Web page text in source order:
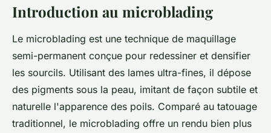
Introduction au microblading
Le microblading est une technique de maquillage
semi-permanent conçue pour redessiner et densifier
les sourcils. Utilisant des lames ultra-fines, il dépose
des pigments sous la peau, imitant de façon subtile et
naturelle l'apparence des poils. Comparé au tatouage
traditionnel, le microblading offre un rendu bien plus